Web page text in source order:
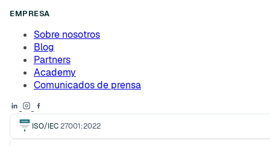
EMPRESA
Sobre nosotros
Blog
Partners
Academy
Comunicados de prensa
ISO/IEC27001:2022